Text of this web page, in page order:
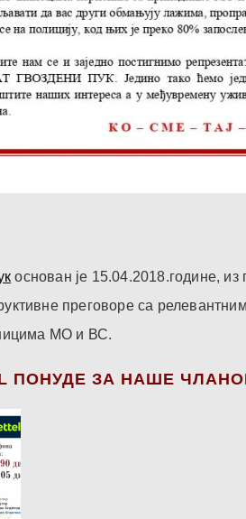
основан је 15.04.2018.године,
преговоре са
МО и ВС.
ПОНУДЕ ЗА НАШЕ